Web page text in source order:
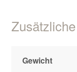
Gewicht